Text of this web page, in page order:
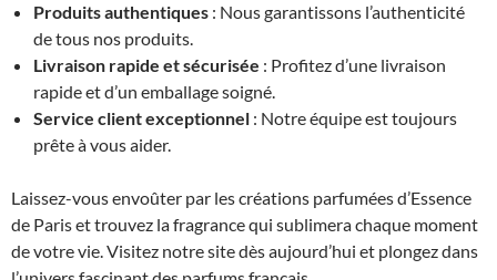
Produits authentiques : Nous garantissons l’authenticité
de tous nos produits.
Livraison rapide et sécurisée : Profitez d’une livraison
rapide et d’un emballage soigné.
Service client exceptionnel : Notre équipe est toujours
prête à vous aider.
Laissez-vous envoûter par les créations parfumées d’Essence
de Paris et trouvez la fragrance qui sublimera chaque moment
de votre vie. Visitez notre site dès aujourd’hui et plongez dans